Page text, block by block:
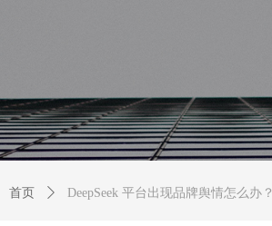
首页 ꄲ DeepSeek 平台出现品牌舆情怎么办？